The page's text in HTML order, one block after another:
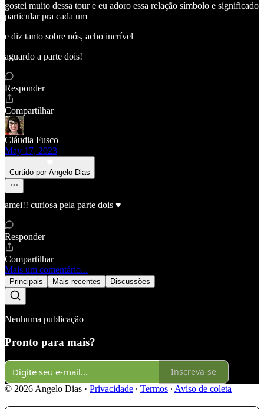
gostei muito dessa tour e eu adoro essa relação símbolo e significado
particular pra cada um
e diz tanto sobre nós, acho incrível
aguardo a parte dois!
Responder
Compartilhar
Cláudia Fusco
May 17, 2023
Curtido por Angelo Dias
amei!! curiosa pela parte dois ♥️
Responder
Compartilhar
Mais um comentário...
Principais Mais recentes Discussões
Nenhuma publicação
Pronto para mais?
Inscreva-se
© 2026 Angelo Dias · Privacidade ∙ Termos ∙ Aviso de coleta